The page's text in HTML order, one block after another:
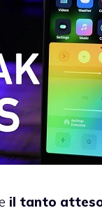
il tanto